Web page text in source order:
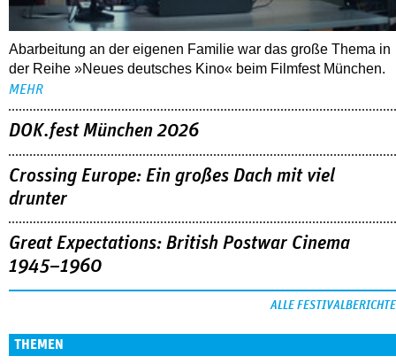
Abarbeitung an der eigenen Familie war das große Thema in
der Reihe »Neues deutsches Kino« beim Filmfest München.
MEHR
DOK.fest München 2026
Crossing Europe: Ein großes Dach mit viel
drunter
Great Expectations: British Postwar Cinema
1945–1960
ALLE FESTIVALBERICHTE
THEMEN